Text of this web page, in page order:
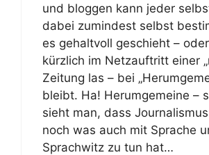
und bloggen kann jeder
dabei zumindest selbst
es gehaltvoll geschieht –
kürzlich im Netzauftritt einer
Zeitung las – bei
bleibt. Ha! Herumgemeine –
sieht man, dass
noch was auch mit Sprache
Sprachwitz zu tun hat…